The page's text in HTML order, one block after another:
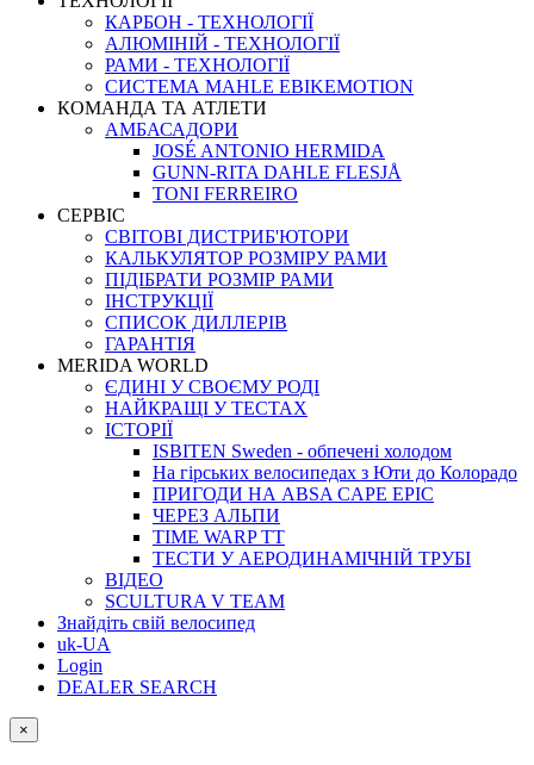
КАРБОН - ТЕХНОЛОГІЇ
АЛЮМІНІЙ - ТЕХНОЛОГІЇ
РАМИ - ТЕХНОЛОГІЇ
СИСТЕМА MAHLE EBIKEMOTION
КОМАНДА ТА АТЛЕТИ
АМБАСАДОРИ
JOSÉ ANTONIO HERMIDA
GUNN-RITA DAHLE FLESJÅ
TONI FERREIRO
СЕРВІС
СВІТОВІ ДИСТРИБ'ЮТОРИ
КАЛЬКУЛЯТОР РОЗМIРУ РАМИ
ПІДІБРАТИ РОЗМІР РАМИ
IНСТРУКЦIЇ
СПИСОК ДИЛЛЕРІВ
ГАРАНТIЯ
MERIDA WORLD
ЄДИНI У СВОЄМУ РОДI
НАЙКРАЩІ У ТЕСТАХ
ІСТОРІЇ
ISBITEN Sweden - обпечені холодом
На гірських велосипедах з Юти до Колорадо
ПРИГОДИ НА ABSA CAPE EPIC
ЧЕРЕЗ АЛЬПИ
TIME WARP TT
ТЕСТИ У АЕРОДИНАМІЧНІЙ ТРУБІ
ВІДЕО
SCULTURA V TEAM
Знайдіть свій велосипед
uk-UA
Login
DEALER SEARCH
×